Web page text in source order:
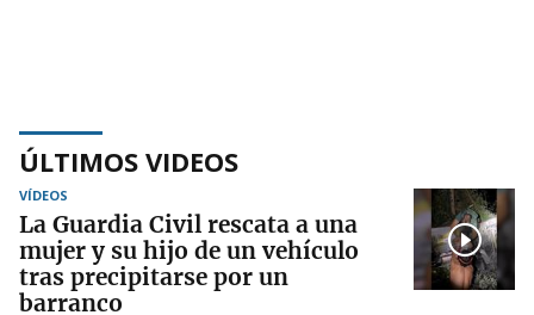
ÚLTIMOS VIDEOS
VÍDEOS
La Guardia Civil rescata a una
mujer y su hijo de un vehículo
tras precipitarse por un
barranco